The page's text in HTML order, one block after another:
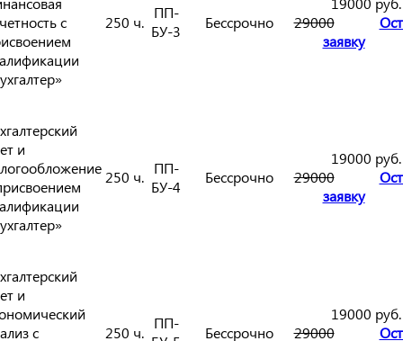
с
250 ч.
ПП-
БУ-3
Бессрочно
29000
заявку
и
250 ч. ПП-
БУ-4
Бессрочно
19000 руб.
29000
заявку
и
с
250 ч.
ПП-
Бессрочно
19000 руб.
29000